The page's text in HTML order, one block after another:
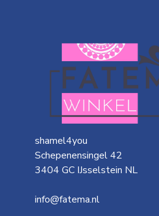
shamel4you
Schepenensingel 42
3404 GC IJsselstein NL
info@fatema.nl